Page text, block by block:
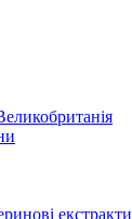
екстракти